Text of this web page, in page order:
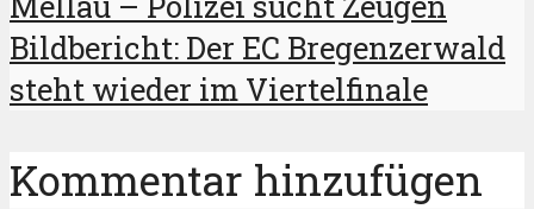
Bildbericht: Der EC Bregenzerwald
steht wieder im Viertelfinale
Kommentar hinzufügen